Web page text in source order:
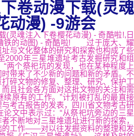
卷动漫下载(灵魂
动漫) -9游会
(灵魂注入下卷樱花动漫) - 奇酷啦!,日
铁的动图) - 奇酷啦! 过于庞大、耀
与文化整体的研究和探索也构成了些
2000年三星堆遗址考古发掘研究和组
两个祭祀坑的发现，也在某种程度上
带来了不少新的问题和新的矛盾。不
碎文物的修复、整理、研究、保护工
且社会各方面对这批文物的关注和需
续原有的工作。”计划被打乱的最直接
考古报告的发表，四川省文物考古研
文中表示过：“从祭祀坑旁边的三星
不断地对三星堆遗址进行新的探索，
的工作——对以往发掘资料的整理和发